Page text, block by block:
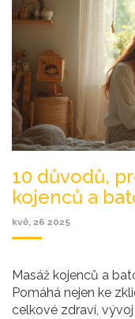
10 důvodů,
kojenců a
kvě, 26 2025
Masáž kojenců a
Pomáhá nejen ke
celkové zdraví,